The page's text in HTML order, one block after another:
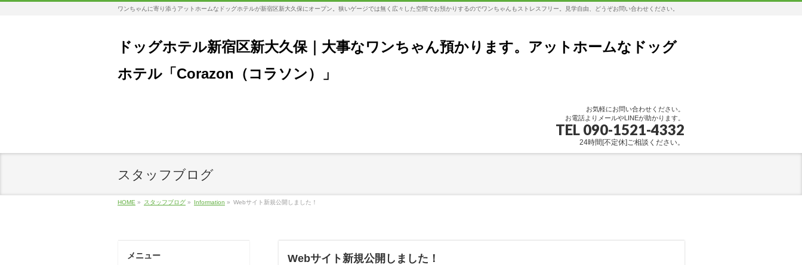
ワンちゃんに寄り添うアットホームなドッグホテルが新宿区新大久保にオープン。狭いゲージでは無く広々した空間でお預かりするのでワンちゃんもストレスフリー。見学自由、どうぞお問い合わせください。
ドッグホテル新宿区新大久保｜大事なワンちゃん預かります。アットホームなドッグ
ホテル「Corazon（コラソン）」
お気軽にお問い合わせください。
お電話よりメールやLINEが助かります。
TEL 090-1521-4332
24時間[不定休]ご相談ください。
スタッフブログ
HOME » スタッフブログ » Information » Webサイト新規公開しました！
Webサイト新規公開しました！
メニュー